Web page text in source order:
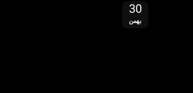
30
بهمن